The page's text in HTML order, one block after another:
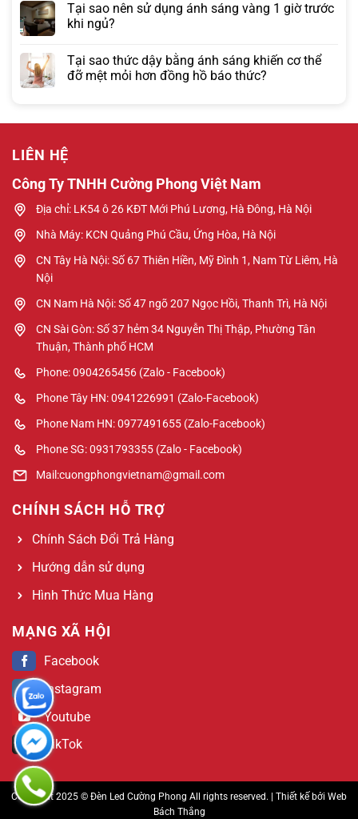
Tại sao nên sử dụng ánh sáng vàng 1 giờ trước
khi ngủ?
Tại sao thức dậy bằng ánh sáng khiến cơ thể
đỡ mệt mỏi hơn đồng hồ báo thức?
LIÊN HỆ
Công Ty TNHH Cường Phong Việt Nam
Địa chỉ: LK54 ô 26 KĐT Mới Phú Lương, Hà Đông, Hà Nội
Nhà Máy: KCN Quảng Phú Cầu, Ứng Hòa, Hà Nội
CN Tây Hà Nội: Số 67 Thiên Hiền, Mỹ Đình 1, Nam Từ Liêm, Hà
Nội
CN Nam Hà Nội: Số 47 ngõ 207 Ngọc Hồi, Thanh Trì, Hà Nội
CN Sài Gòn: Số 37 hẻm 34 Nguyễn Thị Thập, Phường Tân
Thuận, Thành phố HCM
Phone: 0904265456 (Zalo - Facebook)
Phone Tây HN: 0941226991 (Zalo-Facebook)
Phone Nam HN: 0977491655 (Zalo-Facebook)
Phone SG: 0931793355 (Zalo - Facebook)
Mail:cuongphongvietnam@gmail.com
CHÍNH SÁCH HỖ TRỢ
Chính Sách Đổi Trả Hàng
Hướng dẫn sử dụng
Hình Thức Mua Hàng
MẠNG XÃ HỘI
Facebook
Instagram
Youtube
TikTok
Copyright 2025 © Đèn Led Cường Phong All rights reserved. | Thiết kế bởi Web
Bách Thắng